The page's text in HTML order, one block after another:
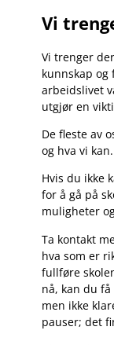
Vi
Vi trenger
kunnskap og
arbeidslivet
utgjør en
De fleste av
og hva vi
Hvis du ikke
for å gå på
muligheter
Ta kontakt
hva som er
fullføre
nå, kan du
men ikke
pauser; det